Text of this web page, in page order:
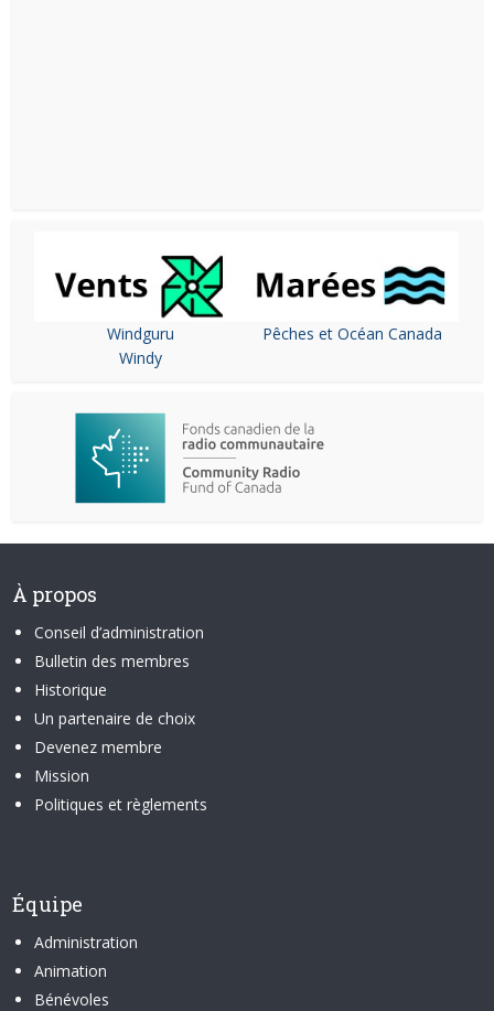
Windguru
Windy
Pêches et Océan Canada
À propos
Conseil d’administration
Bulletin des membres
Historique
Un partenaire de choix
Devenez membre
Mission
Politiques et règlements
Équipe
Administration
Animation
Bénévoles